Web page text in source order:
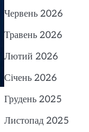
Червень 2026
Травень 2026
Лютий 2026
Січень 2026
Грудень 2025
Листопад 2025